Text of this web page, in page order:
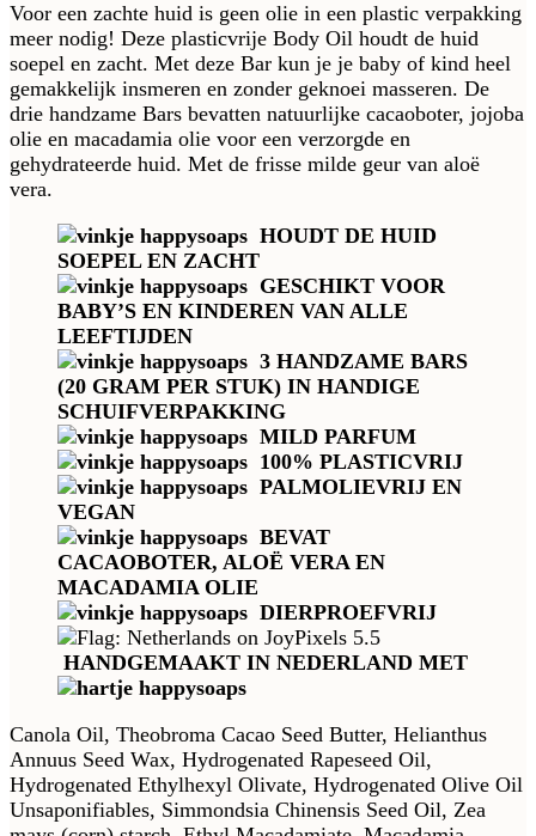
Voor een zachte huid is geen olie in een plastic verpakking
meer nodig! Deze plasticvrije Body Oil houdt de huid
soepel en zacht. Met deze Bar kun je je baby of kind heel
gemakkelijk insmeren en zonder geknoei masseren. De
drie handzame Bars bevatten natuurlijke cacaoboter, jojoba
olie en macadamia olie voor een verzorgde en
gehydrateerde huid. Met de frisse milde geur van aloë
vera.
HOUDT DE HUID
SOEPEL EN ZACHT
GESCHIKT VOOR
BABY’S EN KINDEREN VAN ALLE
LEEFTIJDEN
3 HANDZAME BARS
(20 GRAM PER STUK) IN HANDIGE
SCHUIFVERPAKKING
MILD PARFUM
100% PLASTICVRIJ
PALMOLIEVRIJ EN
VEGAN
BEVAT
CACAOBOTER, ALOË VERA EN
MACADAMIA OLIE
DIERPROEFVRIJ
HANDGEMAAKT IN NEDERLAND MET
Canola Oil, Theobroma Cacao Seed Butter, Helianthus
Annuus Seed Wax, Hydrogenated Rapeseed Oil,
Hydrogenated Ethylhexyl Olivate, Hydrogenated Olive Oil
Unsaponifiables, Simmondsia Chinensis Seed Oil, Zea